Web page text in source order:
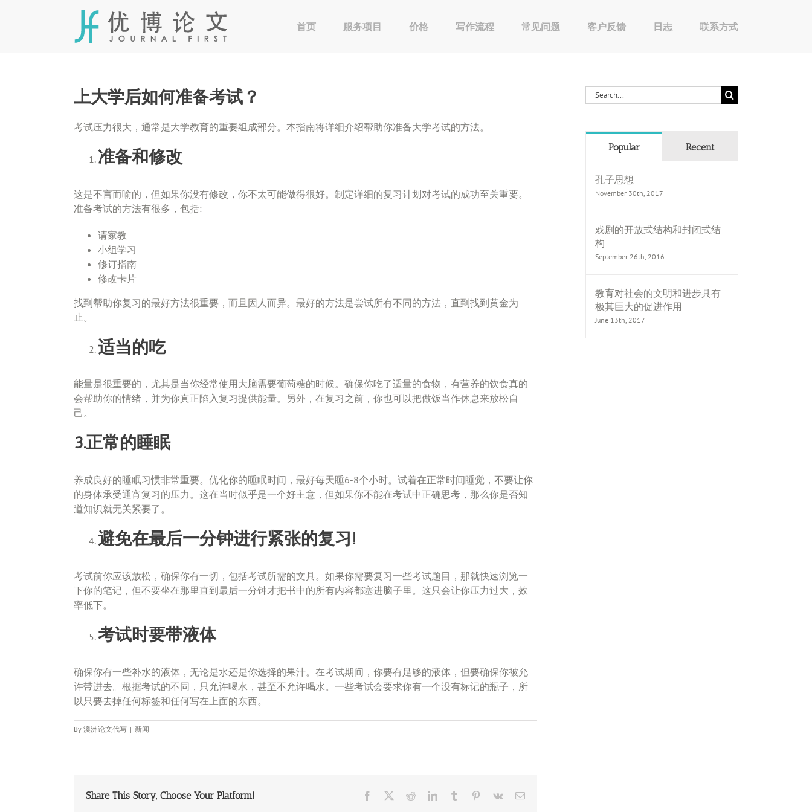
首页 服务项目 价格 写作流程 常见问题 客户反馈 日志 联系方式
上大学后如何准备考试？
考试压力很大，通常是大学教育的重要组成部分。本指南将详细介绍帮助你准备大学考试的方法。
准备和修改
这是不言而喻的，但如果你没有修改，你不太可能做得很好。制定详细的复习计划对考试的成功至关重要。
准备考试的方法有很多，包括:
请家教
小组学习
修订指南
修改卡片
找到帮助你复习的最好方法很重要，而且因人而异。最好的方法是尝试所有不同的方法，直到找到黄金为
止。
适当的吃
能量是很重要的，尤其是当你经常使用大脑需要葡萄糖的时候。确保你吃了适量的食物，有营养的饮食真的
会帮助你的情绪，并为你真正陷入复习提供能量。另外，在复习之前，你也可以把做饭当作休息来放松自
己。
3.正常的睡眠
养成良好的睡眠习惯非常重要。优化你的睡眠时间，最好每天睡6-8个小时。试着在正常时间睡觉，不要让你
的身体承受通宵复习的压力。这在当时似乎是一个好主意，但如果你不能在考试中正确思考，那么你是否知
道知识就无关紧要了。
避免在最后一分钟进行紧张的复习!
考试前你应该放松，确保你有一切，包括考试所需的文具。如果你需要复习一些考试题目，那就快速浏览一
下你的笔记，但不要坐在那里直到最后一分钟才把书中的所有内容都塞进脑子里。这只会让你压力过大，效
率低下。
考试时要带液体
确保你有一些补水的液体，无论是水还是你选择的果汁。在考试期间，你要有足够的液体，但要确保你被允
许带进去。根据考试的不同，只允许喝水，甚至不允许喝水。一些考试会要求你有一个没有标记的瓶子，所
以只要去掉任何标签和任何写在上面的东西。
By 澳洲论文代写 | 新闻
Share This Story, Choose Your Platform! Facebook RedditLinkedInTumblr Pinterest
Vk Email
Search
for:
Popular Recent
孔子思想
November 30th, 2017
戏剧的开放式结构和封闭式结
构
September 26th, 2016
教育对社会的文明和进步具有
极其巨大的促进作用
June 13th, 2017